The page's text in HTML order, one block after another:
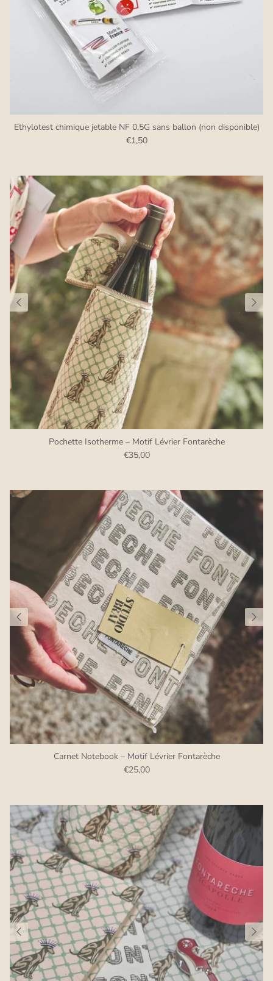
Ethylotest chimique jetable NF 0,5G sans ballon (non disponible)
€1,50
Pochette Isotherme – Motif Lévrier Fontarèche
€35,00
Carnet Notebook – Motif Lévrier Fontarèche
€25,00